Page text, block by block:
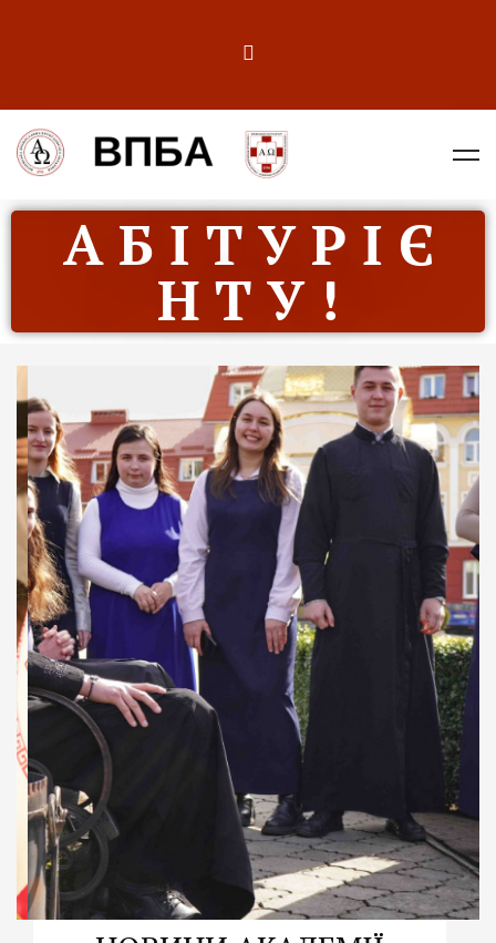
А Б І Т У Р І Є
Н Т У !
ДУХОВНО СИЛЬНІ!
ВПБА — спільнота, де
формується
покликання
Читати більше